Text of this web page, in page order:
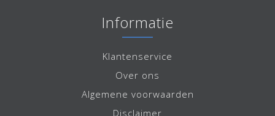
Informatie
Klantenservice
Over ons
Algemene voorwaarden
Disclaimer